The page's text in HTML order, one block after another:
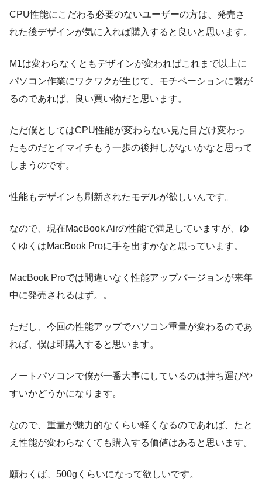
CPU性能にこだわる必要のないユーザーの方は、発売さ
れた後デザインが気に入れば購入すると良いと思います。
M1は変わらなくともデザインが変わればこれまで以上に
パソコン作業にワクワクが生じて、モチベーションに繋が
るのであれば、良い買い物だと思います。
ただ僕としてはCPU性能が変わらない見た目だけ変わっ
たものだとイマイチもう一歩の後押しがないかなと思って
しまうのです。
性能もデザインも刷新されたモデルが欲しいんです。
なので、現在MacBook Airの性能で満足していますが、ゆ
くゆくはMacBook Proに手を出すかなと思っています。
MacBook Proでは間違いなく性能アップバージョンが来年
中に発売されるはず。。
ただし、今回の性能アップでパソコン重量が変わるのであ
れば、僕は即購入すると思います。
ノートパソコンで僕が一番大事にしているのは持ち運びや
すいかどうかになります。
なので、重量が魅力的なくらい軽くなるのであれば、たと
え性能が変わらなくても購入する価値はあると思います。
願わくば、500gくらいになって欲しいです。